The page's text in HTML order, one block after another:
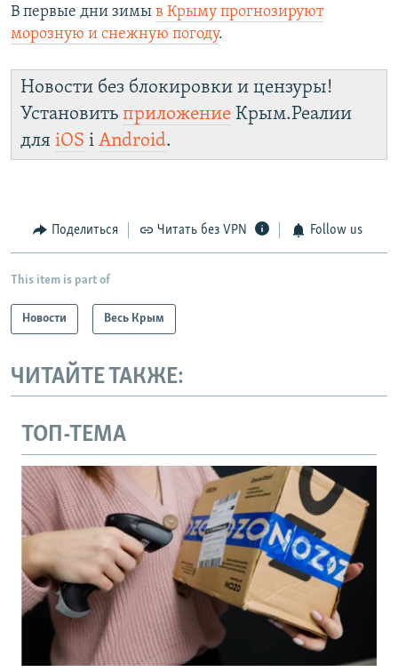
В первые дни зимы в Крыму прогнозируют
морозную и снежную погоду.
Новости без блокировки и цензуры!
Установить приложение Крым.Реалии
для iOS і Android.
Поделиться Читать без VPN Follow us
This item is part of
Новости Весь Крым
ЧИТАЙТЕ ТАКЖЕ:
ТОП-ТЕМА